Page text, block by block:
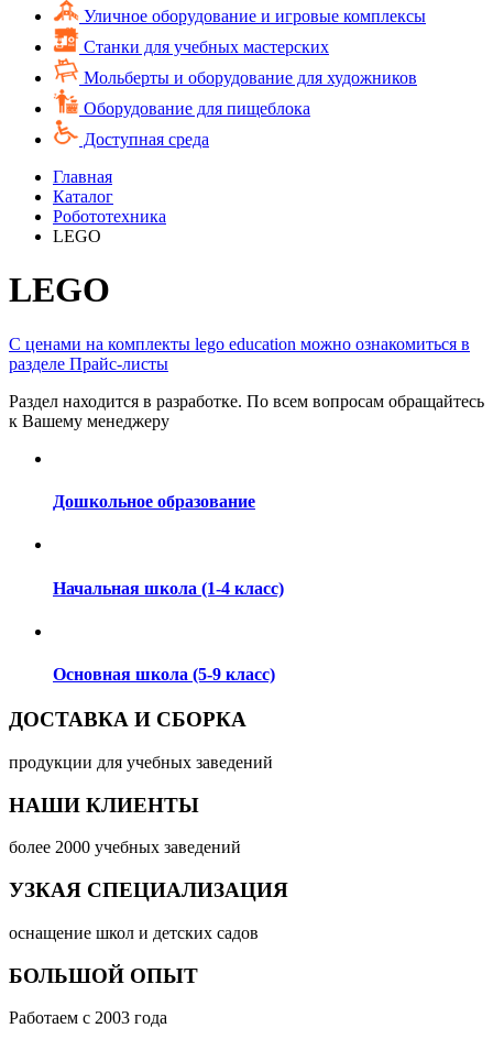
Уличное оборудование и игровые комплексы
Cтанки для учебных мастерских
Мольберты и оборудование для художников
Оборудование для пищеблока
Доступная среда
Главная
Каталог
Робототехника
LEGO
LEGO
С ценами на комплекты lego education можно ознакомиться в
разделе Прайс-листы
Раздел находится в разработке. По всем вопросам обращайтесь
к Вашему менеджеру
Дошкольное образование
Начальная школа (1-4 класс)
Основная школа (5-9 класс)
ДОСТАВКА И СБОРКА
продукции для учебных заведений
НАШИ КЛИЕНТЫ
более 2000 учебных заведений
УЗКАЯ СПЕЦИАЛИЗАЦИЯ
оснащение школ и детских садов
БОЛЬШОЙ ОПЫТ
Работаем с 2003 года